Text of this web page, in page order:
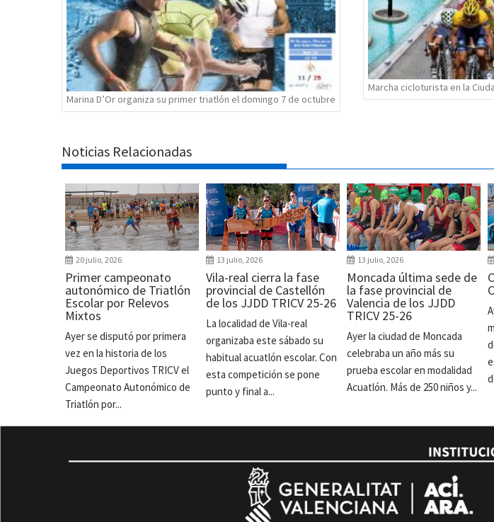
Marina D’Or organiza su primer triatlón el domingo 7 de octubre
Marcha cicloturista en la
Noticias Relacionadas
20 julio, 2026
Primer campeonato
autonómico de Triatlón
Escolar por Relevos
Mixtos
Ayer se disputó por primera
vez en la historia de los
Juegos Deportivos TRICV el
Campeonato Autonómico de
Triatlón por...
13 julio, 2026
Vila-real cierra la fase
provincial de Castellón
de los JJDD TRICV 25-26
La localidad de Vila-real
organizaba este sábado su
habitual acuatlón escolar. Con
esta competición se pone
punto y final a...
13 julio, 2026
Moncada última sede de
la fase provincial de
Valencia de los JJDD
TRICV 25-26
Ayer la ciudad de Moncada
celebraba un año más su
prueba escolar en modalidad
Acuatlón. Más de 250 niños y...